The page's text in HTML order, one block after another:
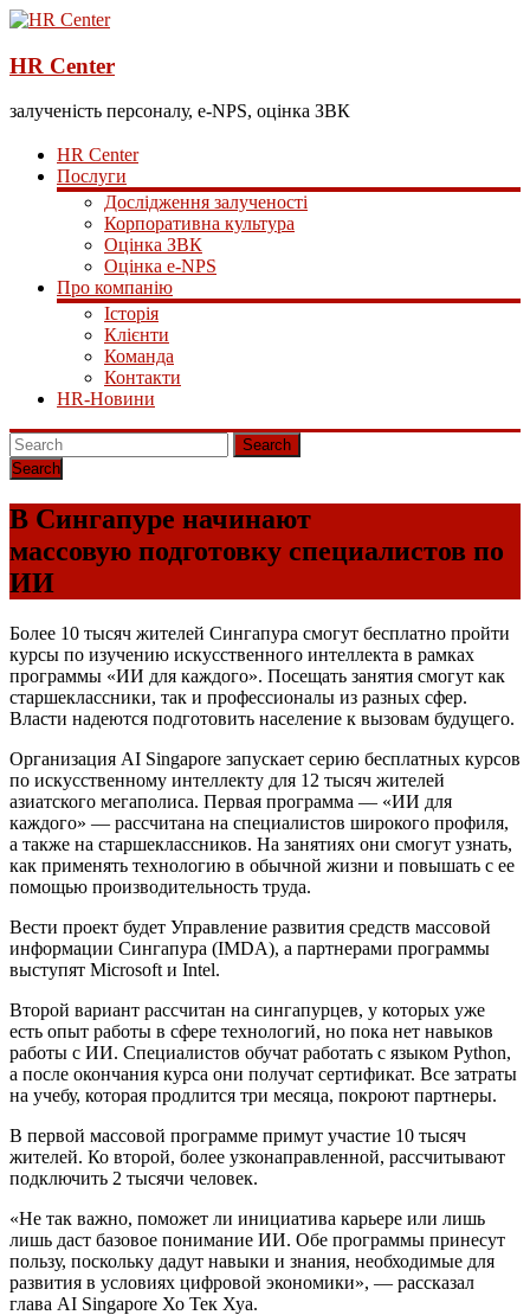
HR Center
залученість персоналу, e-NPS, оцінка ЗВК
HR Center
Послуги
Дослідження залученості
Корпоративна культура
Оцінка ЗВК
Оцінка e-NPS
Про компанію
Історія
Клієнти
Команда
Контакти
HR-Новини
Search
В Сингапуре начинают
массовую подготовку специалистов по
ИИ
Более 10 тысяч жителей Сингапура смогут бесплатно пройти
курсы по изучению искусственного интеллекта в рамках
программы «ИИ для каждого». Посещать занятия смогут как
старшеклассники, так и профессионалы из разных сфер.
Власти надеются подготовить население к вызовам будущего.
Организация AI Singapore запускает серию бесплатных курсов
по искусственному интеллекту для 12 тысяч жителей
азиатского мегаполиса. Первая программа — «ИИ для
каждого» — рассчитана на специалистов широкого профиля,
а также на старшеклассников. На занятиях они смогут узнать,
как применять технологию в обычной жизни и повышать с ее
помощью производительность труда.
Вести проект будет Управление развития средств массовой
информации Сингапура (IMDA), а партнерами программы
выступят Microsoft и Intel.
Второй вариант рассчитан на сингапурцев, у которых уже
есть опыт работы в сфере технологий, но пока нет навыков
работы с ИИ. Специалистов обучат работать с языком Python,
а после окончания курса они получат сертификат. Все затраты
на учебу, которая продлится три месяца, покроют партнеры.
В первой массовой программе примут участие 10 тысяч
жителей. Ко второй, более узконаправленной, рассчитывают
подключить 2 тысячи человек.
«Не так важно, поможет ли инициатива карьере или лишь
лишь даст базовое понимание ИИ. Обе программы принесут
пользу, поскольку дадут навыки и знания, необходимые для
развития в условиях цифровой экономики», — рассказал
глава AI Singapore Хо Тек Хуа.